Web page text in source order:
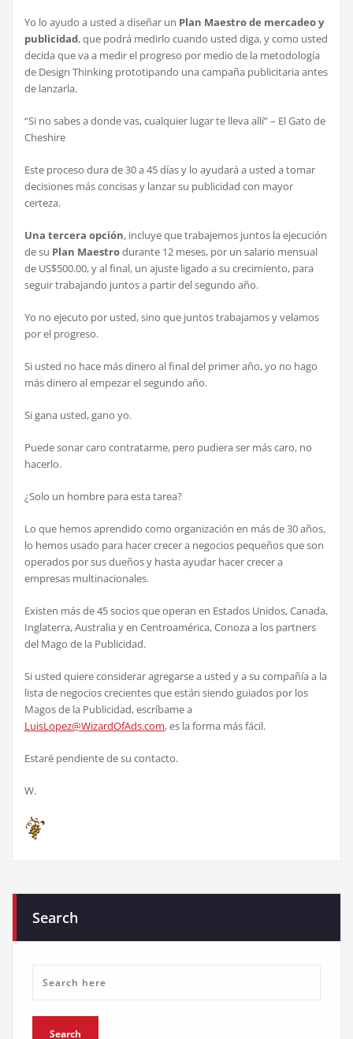
Yo lo ayudo a usted a diseñar un Plan Maestro de mercadeo y
publicidad, que podrá medirlo cuando usted diga, y como usted
decida que va a medir el progreso por medio de la metodología
de Design Thinking prototipando una campaña publicitaria antes
de lanzarla.
“Si no sabes a donde vas, cualquier lugar te lleva allí” – El Gato de
Cheshire
Este proceso dura de 30 a 45 días y lo ayudará a usted a tomar
decisiones más concisas y lanzar su publicidad con mayor
certeza.
Una tercera opción, incluye que trabajemos juntos la ejecución
de su Plan Maestrodurante 12 meses, por un salario mensual
de US$500.00, y al final, un ajuste ligado a su crecimiento, para
seguir trabajando juntos a partir del segundo año.
Yo no ejecuto por usted, sino que juntos trabajamos y velamos
por el progreso.
Si usted no hace más dinero al final del primer año, yo no hago
más dinero al empezar el segundo año.
Si gana usted, gano yo.
Puede sonar caro contratarme, pero pudiera ser más caro, no
hacerlo.
¿Solo un hombre para esta tarea?
Lo que hemos aprendido como organización en más de 30 años,
lo hemos usado para hacer crecer a negocios pequeños que son
operados por sus dueños y hasta ayudar hacer crecer a
empresas multinacionales.
Existen más de 45 socios que operan en Estados Unidos, Canada,
Inglaterra, Australia y en Centroamérica, Conoza a los partners
del Mago de la Publicidad.
Si usted quiere considerar agregarse a usted y a su compañía a la
lista de negocios crecientes que están siendo guiados por los
Magos de la Publicidad, escríbame a
LuisLopez@WizardOfAds.com, es la forma más fácil.
Estaré pendiente de su contacto.
W.
Search